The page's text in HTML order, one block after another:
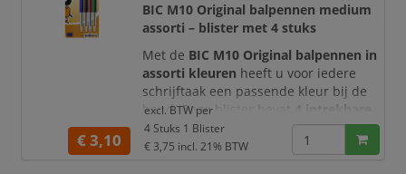
een zachte, rubberen gripzone voor
extra schr
BIC M10 Original balpennen medium
assorti – blister met 4 stuks
Met de BIC M10 Original balpennen in
assorti kleuren heeft u voor iedere
schrijftaak een passende kleur bij de
hand. Deze blister bevat
4 intrekbare
balpennenin de kleuren blauw, zwart,
rood en groen. De betrouwbare
€ 3,10
excl. BTW per
4 Stuks 1 Blister
€ 3,75 incl. 21% BTW